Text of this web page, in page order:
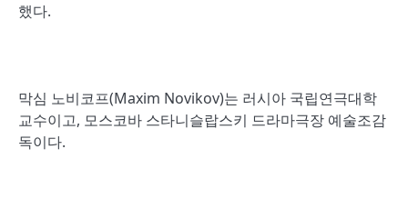
했다.
막심 노비코프(Maxim Novikov)는 러시아 국립연극대학
교수이고, 모스코바 스타니슬랍스키 드라마극장 예술조감
독이다.